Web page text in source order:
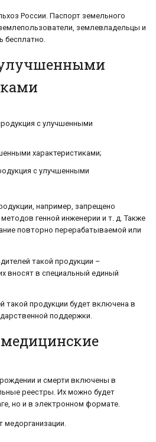
России. Паспорт земельного
землевладельцы и
бесплатно.
с улучшенными
характеристиками;
с улучшенными
например, запрещено
генной инженерии и т. д. Также
повторно перерабатываемой или
такой продукции –
вносят в специальный единый
такой продукции будет включена в
поддержки.
и смерти включены в
реестры. Их можно будет
но и в электронном формате.
медорганизации.